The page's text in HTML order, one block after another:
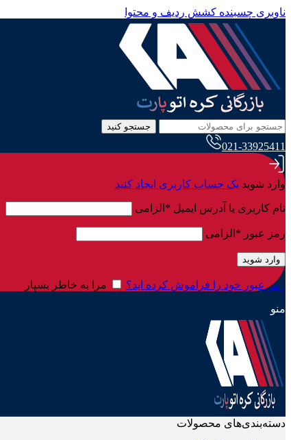
ناوبری چسبنده کشش ردیف و محتوا
جستجو کنید
021-33925411
وارد شوید یک حساب کاربری ایجاد کنید
نام کاربری یا آدرس ایمیل * الزامی
رمز عبور * الزامی
وارد شوید
رمز عبور خود را فراموش کرده اید؟ مرا به خاطر بسپار
منو
دسته‌بندی‌های محصولات